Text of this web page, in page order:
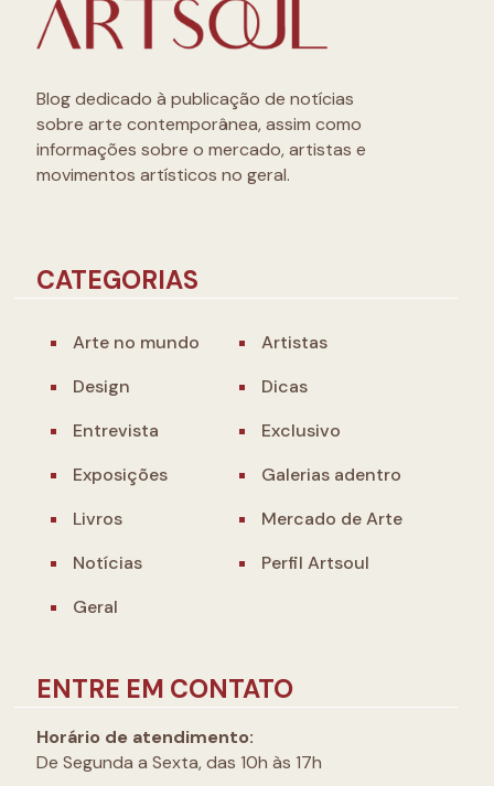
Blog dedicado à publicação de notícias
sobre arte contemporânea, assim como
informações sobre o mercado, artistas e
movimentos artísticos no geral.
CATEGORIAS
Arte no mundo
Artistas
Design
Dicas
Entrevista
Exclusivo
Exposições
Galerias adentro
Livros
Mercado de Arte
Notícias
Perfil Artsoul
Geral
ENTRE EM CONTATO
Horário de atendimento:
De Segunda a Sexta, das 10h às 17h